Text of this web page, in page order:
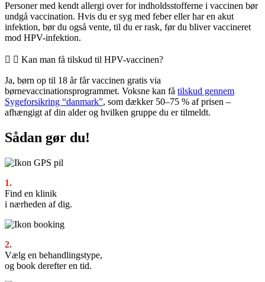
Personer med kendt allergi over for indholdsstofferne i vaccinen bør
undgå vaccination. Hvis du er syg med feber eller har en akut
infektion, bør du også vente, til du er rask, før du bliver vaccineret
mod HPV-infektion.
Kan man få tilskud til HPV-vaccinen?
Ja, børn op til 18 år får vaccinen gratis via
børnevaccinationsprogrammet. Voksne kan få tilskud gennem
Sygeforsikring “danmark”, som dækker 50–75 % af prisen –
afhængigt af din alder og hvilken gruppe du er tilmeldt.
Sådan gør du!
1.
Find en klinik
i nærheden af dig.
2.
Vælg en behandlingstype,
og book derefter en tid.